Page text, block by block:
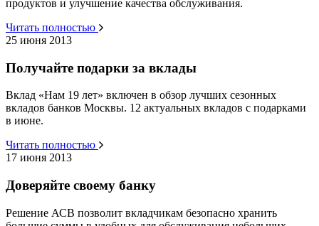
продуктов и улучшение качества обслуживания.
Читать полностью
25 июня 2013
Получайте подарки за вклады
Вклад «Нам 19 лет» включен в обзор лучших сезонных
вкладов банков Москвы. 12 актуальных вкладов с подарками
в июне.
Читать полностью
17 июня 2013
Доверяйте своему банку
Решение АСВ позволит вкладчикам безопасно хранить